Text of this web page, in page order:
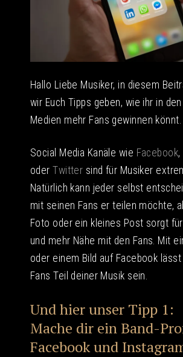
Hallo Liebe Musiker, in diesem
wir Euch Tipps geben, wie ihr in
Medien mehr Fans gewinnen könnt.
Social Media Kanäle wie Facebook,
oderTwitter sind für Musiker
Natürlich kann jeder selbst
mit seinen Fans er teilen möchte,
Foto oder ein kleines Post sorgt für
und mehr Nähe mit den Fans. Mit
oder einem Bild auf Facebook lässt
Fans Teil deiner Musik sein.
Und hier unser Tipp 1:
Mache dir ein Band-
Facebook und